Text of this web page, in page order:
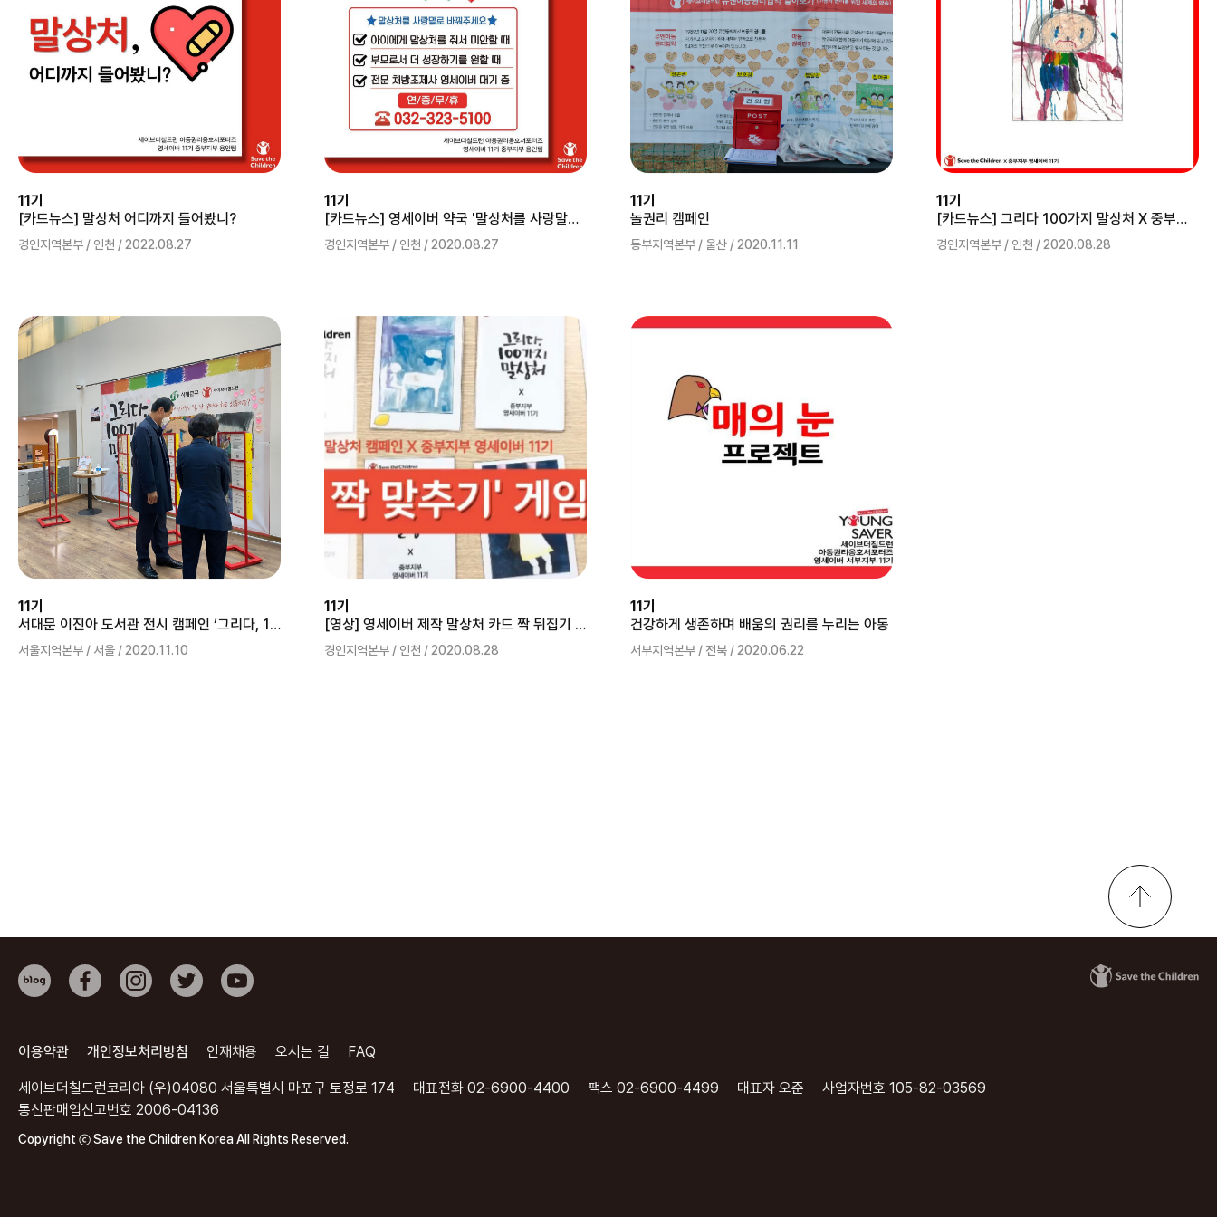
11기
[카드뉴스] 말상처 어디까지 들어봤니?
경인지역본부 / 인천 / 2022.08.27
11기
[카드뉴스] 영세이버 약국 '말상처를 사랑말로 바꿔주세요!'
경인지역본부 / 인천 / 2020.08.27
11기
놀권리 캠페인
동부지역본부 / 울산 / 2020.11.11
11기
[카드뉴스] 그리다 100가지 말상처 X 중부지부 영세이버 11기
경인지역본부 / 인천 / 2020.08.28
11기
서대문 이진아 도서관 전시 캠페인 ‘그리다, 100가지 말상처’
서울지역본부 / 서울 / 2020.11.10
11기
[영상] 영세이버 제작 말상처 카드 짝 뒤집기 체험 활동 소개영상
경인지역본부 / 인천 / 2020.08.28
11기
건강하게 생존하며 배움의 권리를 누리는 아동
서부지역본부 / 전북 / 2020.06.22
이용약관 개인정보처리방침 인재채용 오시는 길
FAQ
세이브더칠드런코리아 (우)04080 서울특별시 마포구 토정로 174
대표전화 02-6900-4400 팩스 02-6900-4499 대표자 오준
사업자번호 105-82-03569
통신판매업신고번호 2006-04136
Copyright ⓒ Save the Children Korea All Rights Reserved.